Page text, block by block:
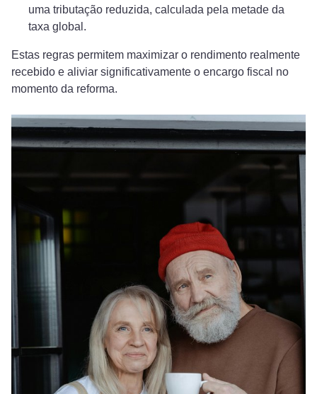
uma tributação reduzida, calculada pela metade da
taxa global.
Estas regras permitem maximizar o rendimento realmente
recebido e aliviar significativamente o encargo fiscal no
momento da reforma.